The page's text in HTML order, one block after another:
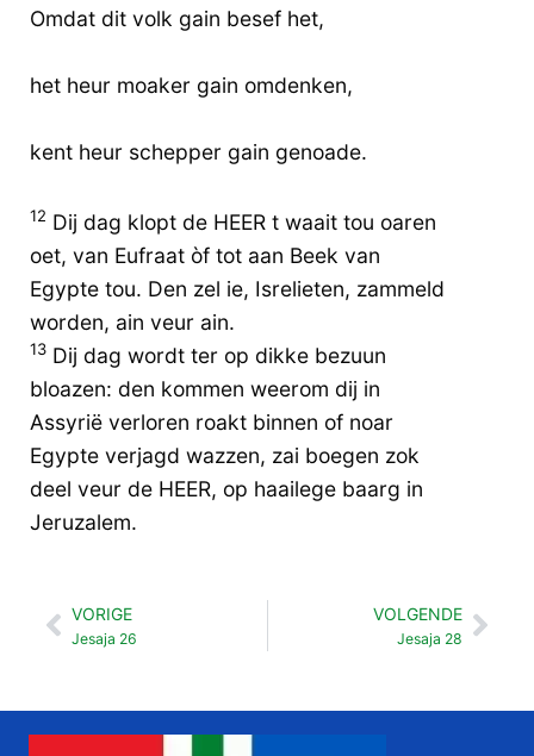
Omdat dit volk gain besef het,
het heur moaker gain omdenken,
kent heur schepper gain genoade.
12 Dij dag klopt de HEER t waait tou oaren
oet, van Eufraat òf tot aan Beek van
Egypte tou. Den zel ie, Isrelieten, zammeld
worden, ain veur ain.
13 Dij dag wordt ter op dikke bezuun
bloazen: den kommen weerom dij in
Assyrië verloren roakt binnen of noar
Egypte verjagd wazzen, zai boegen zok
deel veur de HEER, op haailege baarg in
Jeruzalem.
Vorige
VORIGE
Jesaja 26
VOLGENDE
Jesaja 28